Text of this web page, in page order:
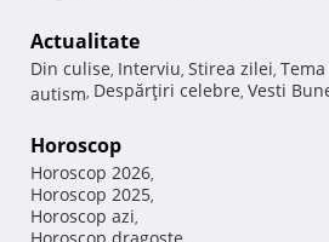
Actualitate
Din culise, Interviu, Stirea zilei,
autism, Despărţiri celebre, Vesti
Horoscop
Horoscop 2026,
Horoscop 2025,
Horoscop azi,